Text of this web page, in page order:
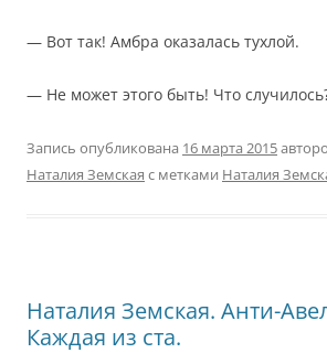
— Вот так! Амбра оказалась тухлой.
— Не может этого быть! Что
Запись опубликована 16 марта 2015
Наталия Земская с метками Наталия
Наталия Земская. Анти-
Каждая из ста.